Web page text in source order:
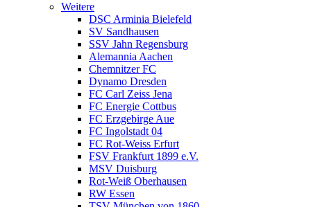
Weitere
DSC Arminia Bielefeld
SV Sandhausen
SSV Jahn Regensburg
Alemannia Aachen
Chemnitzer FC
Dynamo Dresden
FC Carl Zeiss Jena
FC Energie Cottbus
FC Erzgebirge Aue
FC Ingolstadt 04
FC Rot-Weiss Erfurt
FSV Frankfurt 1899 e.V.
MSV Duisburg
Rot-Weiß Oberhausen
RW Essen